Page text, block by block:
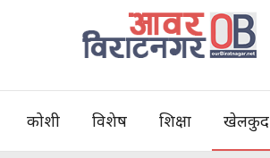
कोशी विशेष शिक्षा खेलकुद